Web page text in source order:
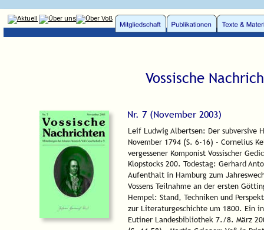
Vossische
Nr. 7 (November 2003)
Leif Ludwig Albertsen: Der subversive
November 1794 (S. 6-16) - Cornelius
vergessener Komponist Vossischer
Klopstocks 200. Todestag: Gerhard
Aufenthalt in Hamburg zum
Vossens Teilnahme an der ersten
Hempel: Stand, Techniken und
zur Literaturgeschichte um 1800. Ein
Eutiner Landesbibliothek 7./8. März